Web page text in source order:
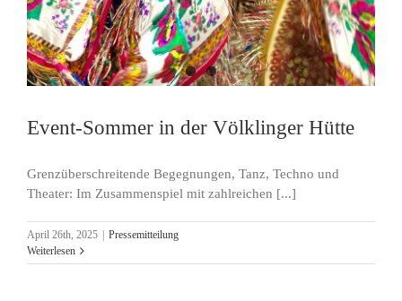
Event-Sommer in der Völklinger Hütte
Grenzüberschreitende Begegnungen, Tanz, Techno und
Theater: Im Zusammenspiel mit zahlreichen [...]
April 26th, 2025 | Pressemitteilung
Weiterlesen